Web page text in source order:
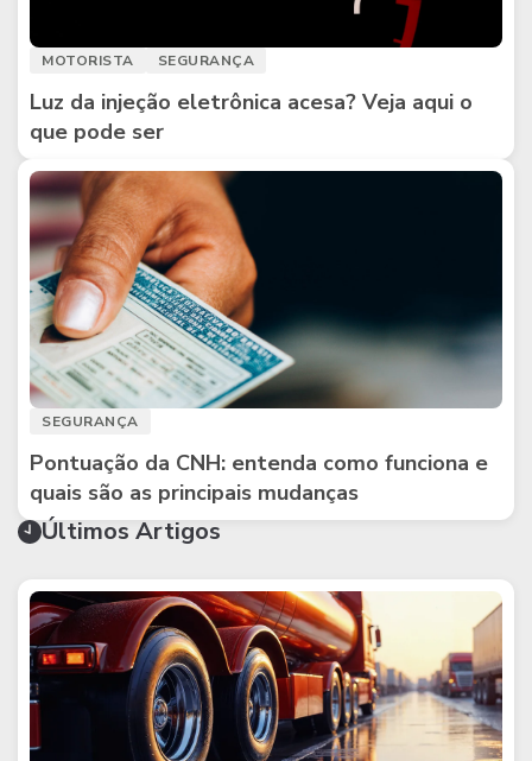
MOTORISTA SEGURANÇA
Luz da injeção eletrônica acesa? Veja aqui o
que pode ser
SEGURANÇA
Pontuação da CNH: entenda como funciona e
quais são as principais mudanças
Últimos Artigos